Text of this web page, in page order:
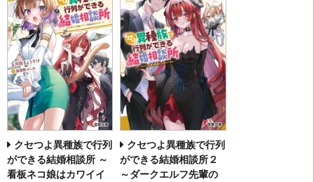
クセつよ異種族で行列
ができる結婚相談所 ～
看板ネコ娘はカワイイ
クセつよ異種族で行列
ができる結婚相談所２
～ダークエルフ先輩の